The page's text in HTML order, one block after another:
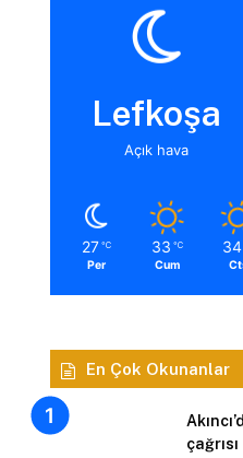
Lefkoşa
Açık hava
27 ℃
Per
33 ℃
Cum
34
En Çok Okunanlar
çağrısı